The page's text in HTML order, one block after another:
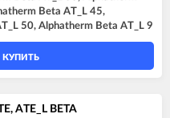
Beta AT_L 45,
50, Alphatherm Beta AT_L 9
КУПИТЬ
ATE_L BETA